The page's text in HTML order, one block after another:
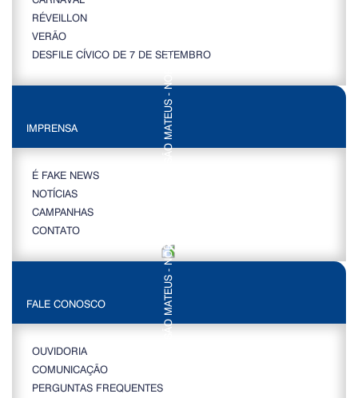
RÉVEILLON
VERÃO
DESFILE CÍVICO DE 7 DE SETEMBRO
IMPRENSA
É FAKE NEWS
NOTÍCIAS
CAMPANHAS
CONTATO
FALE CONOSCO
OUVIDORIA
COMUNICAÇÃO
PERGUNTAS FREQUENTES